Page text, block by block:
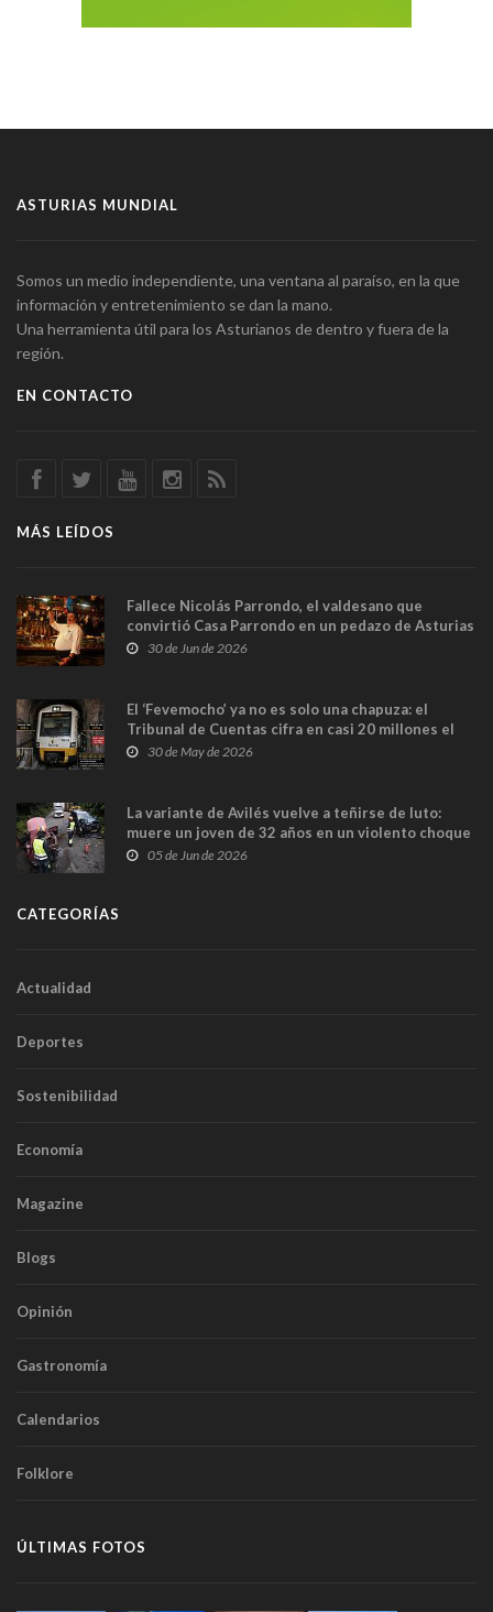
ASTURIAS MUNDIAL
Somos un medio independiente, una ventana al paraíso, en la que
información y entretenimiento se dan la mano.
Una herramienta útil para los Asturianos de dentro y fuera de la
región.
EN CONTACTO
MÁS LEÍDOS
Fallece Nicolás Parrondo, el valdesano que
convirtió Casa Parrondo en un pedazo de Asturias
en Madrid
30 de Jun de 2026
El ‘Fevemocho’ ya no es solo una chapuza: el
Tribunal de Cuentas cifra en casi 20 millones el
sobrecoste de los trenes que no cabían por los
30 de May de 2026
La variante de Avilés vuelve a teñirse de luto:
muere un joven de 32 años en un violento choque
frontal
05 de Jun de 2026
CATEGORÍAS
Actualidad
Deportes
Sostenibilidad
Economía
Magazine
Blogs
Opinión
Gastronomía
Calendarios
Folklore
ÚLTIMAS FOTOS